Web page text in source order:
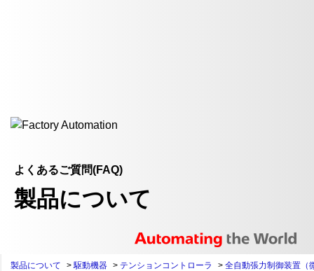
よくあるご質問(FAQ)
製品について
製品について >駆動機器 > テンションコントローラ > 全自動張力制御装置（